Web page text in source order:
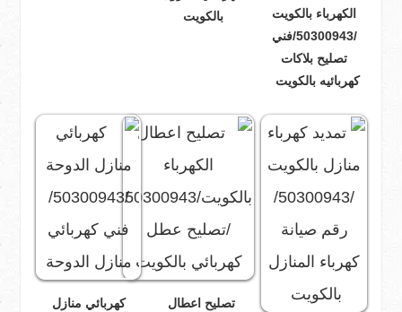
الكهرباء بالكويت
/50300943/فني
تصليح بلاكات
كهربائيه بالكويت
بالكويت
تصليح اعطال
كهربائي منازل